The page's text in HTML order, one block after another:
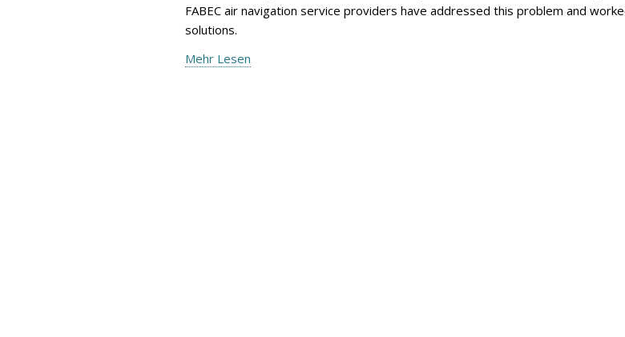
FABEC air navigation service providers have addressed this problem and
solutions.
Mehr Lesen